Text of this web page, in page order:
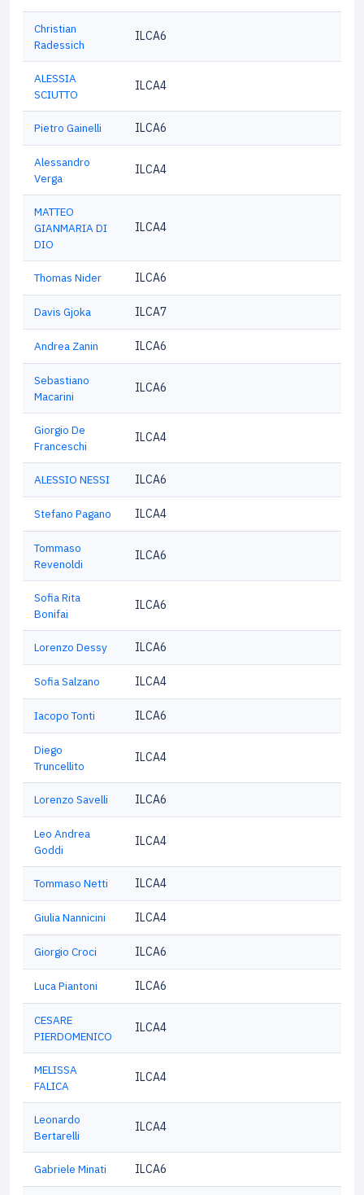
Christian
Radessich
ILCA6
ALESSIA
SCIUTTO
ILCA4
Pietro Gainelli ILCA6
Alessandro
Verga
ILCA4
MATTEO
GIANMARIA DI
DIO
ILCA4
Thomas Nider ILCA6
Davis Gjoka ILCA7
Andrea Zanin ILCA6
Sebastiano
Macarini
ILCA6
Giorgio De
Franceschi
ILCA4
ALESSIO NESSI ILCA6
Stefano Pagano ILCA4
Tommaso
Revenoldi
ILCA6
Sofia Rita
Bonifai
ILCA6
Lorenzo Dessy ILCA6
Sofia Salzano ILCA4
Iacopo Tonti ILCA6
Diego
Truncellito
ILCA4
Lorenzo Savelli ILCA6
Leo Andrea
Goddi
ILCA4
Tommaso Netti ILCA4
Giulia Nannicini ILCA4
Giorgio Croci ILCA6
Luca Piantoni ILCA6
CESARE
PIERDOMENICO
ILCA4
MELISSA
FALICA
ILCA4
Leonardo
Bertarelli
ILCA4
Gabriele Minati ILCA6